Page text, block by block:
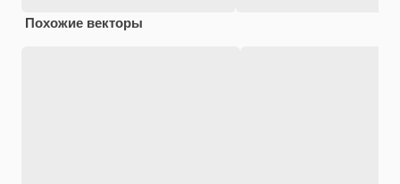
Похожие векторы